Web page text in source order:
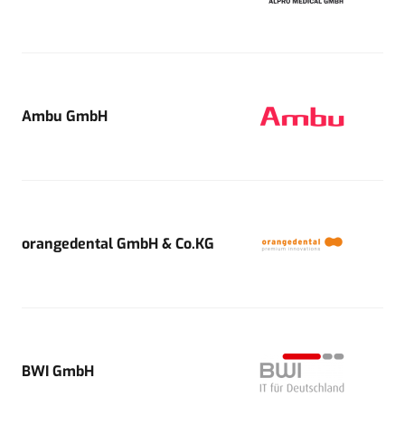
Ambu GmbH
orangedental GmbH & Co.KG
BWI GmbH